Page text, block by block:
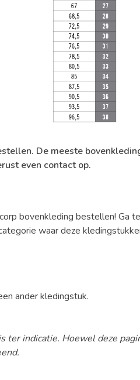
De meeste
even contact op.
bovenkleding bestellen! Ga
waar deze
ander kledingstuk.
ter indicatie. Hoewel deze